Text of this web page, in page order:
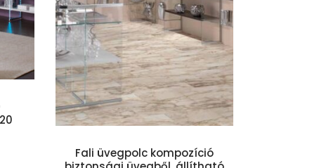
Fali üvegpolc kompozíció